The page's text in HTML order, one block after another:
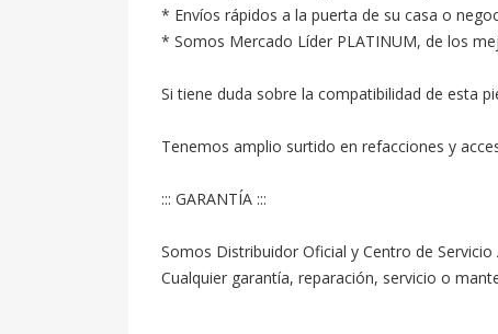
* Envíos rápidos a la puerta de su casa o
* Somos Mercado Líder PLATINUM, de los
Si tiene duda sobre la compatibilidad de esta
Tenemos amplio surtido en refacciones y
::: GARANTÍA :::
Somos Distribuidor Oficial y Centro de
Cualquier garantía, reparación, servicio o